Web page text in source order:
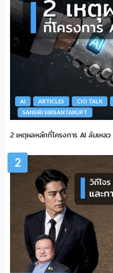
AI ARTICLES CIO TALK
SANSIRI SIRISANTAKUPT
2 เหตุผลหลักที่โครงการ AI ล้มเหล
2